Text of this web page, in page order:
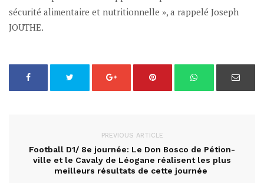
sécurité alimentaire et nutritionnelle », a rappelé Joseph
JOUTHE.
PREVIOUS ARTICLE
Football D1/ 8e journée: Le Don Bosco de Pétion-
ville et le Cavaly de Léogane réalisent les plus
meilleurs résultats de cette journée